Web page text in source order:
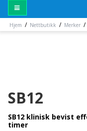
Hjem / Nettbutikk / Merker /
SB12
SB12 klinisk bevist
timer